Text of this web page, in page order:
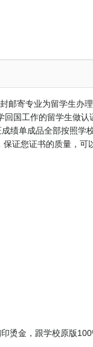
邮寄专业为留学生办
国工作的留学生做认
绩单成品全部按照学
证您证书的质量，可
烫金，跟学校原版